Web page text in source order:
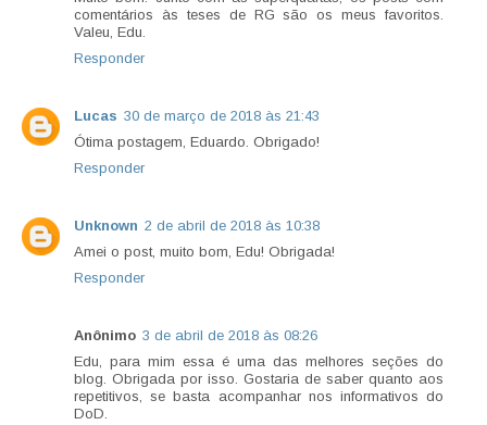
comentários às teses de RG são os meus favoritos.
Valeu, Edu.
Responder
Lucas 30 de março de 2018 às 21:43
Ótima postagem, Eduardo. Obrigado!
Responder
Unknown 2 de abril de 2018 às 10:38
Amei o post, muito bom, Edu! Obrigada!
Responder
Anônimo 3 de abril de 2018 às 08:26
Edu, para mim essa é uma das melhores seções do
blog. Obrigada por isso. Gostaria de saber quanto aos
repetitivos, se basta acompanhar nos informativos do
DoD.